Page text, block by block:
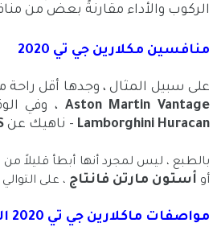
الركوب والأداء مقارنةً بعض من
منافسين مكلارين جي تي 2020
على سبيل المثال ، وجدها أقل راحة
Aston Martin Vantage ، وفي
Lamborghini Huracan - ناهيك عن
بالطبع ، ليس لمجرد أنها أبطأ
أو أستون مارتن فانتاج ، على
مواصفات ماكلارين جي تي 2020 الفنية